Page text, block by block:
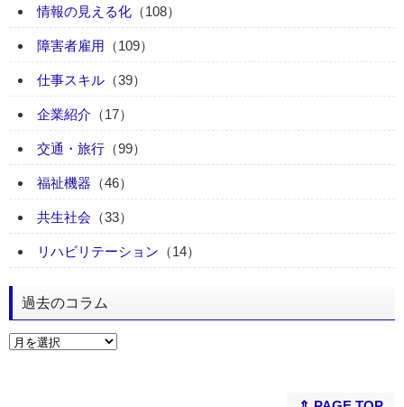
情報の見える化 （108）
障害者雇用 （109）
仕事スキル （39）
企業紹介 （17）
交通・旅行 （99）
福祉機器 （46）
共生社会 （33）
リハビリテーション （14）
過去のコラム